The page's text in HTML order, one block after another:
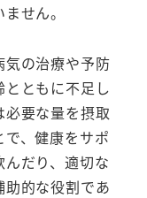
せん。
気の治療や予防
ともに不足し
要な量を摂取
、健康をサポ
だり、適切な
的な役割であ